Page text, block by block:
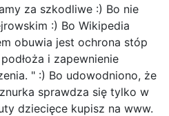
za szkodliwe :) Bo nie
:) Bo Wikipedia
obuwia jest ochrona stóp
i zapewnienie
" :) Bo udowodniono, że
sprawdza się tylko w
dziecięce kupisz na www.